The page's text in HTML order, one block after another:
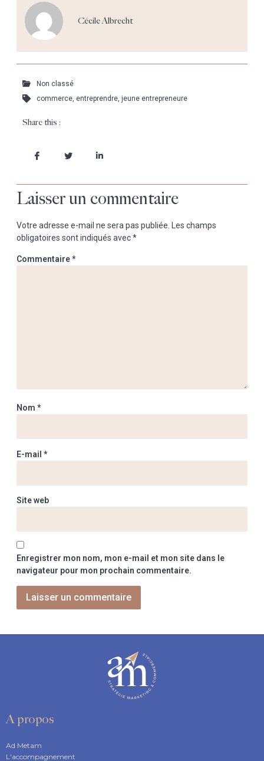
Cécile Albrecht
Non classé
commerce, entreprendre, jeune entrepreneure
Share this :
Laisser un commentaire
Votre adresse e-mail ne sera pas publiée.
Les champs
obligatoires sont indiqués avec*
Commentaire*
Nom *
E-mail *
Site web
Enregistrer mon nom, mon e-mail et mon site dans le
navigateur pour mon prochain commentaire.
A propos
Ad Metam
L'accompagnement